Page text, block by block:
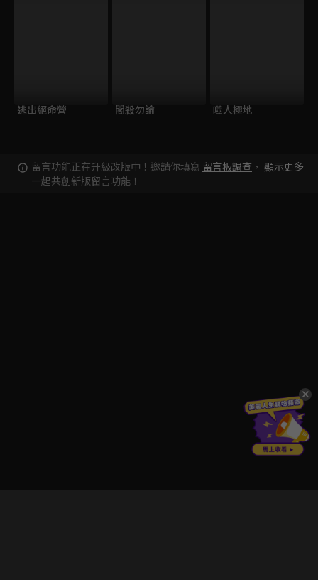
逃出絕命營 閣殺勿論 噬人極地
留言功能正在升級改版中！邀請你填寫 留言板調查 ，
一起共創新版留言功能！
顯示更多